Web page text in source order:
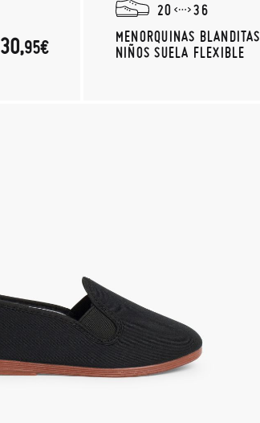
30,95€
20
36
MENORQUINAS BLANDITAS
NIÑOS SUELA FLEXIBLE